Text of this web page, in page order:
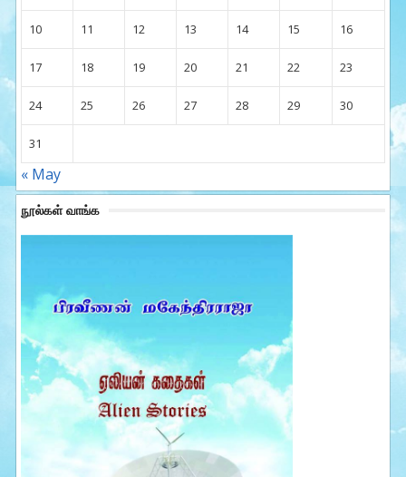
10 11 12 13 14 15 16
17 18 19 20 21 22 23
24 25 26 27 28 29 30
31
« May
நூல்கள் வாங்க